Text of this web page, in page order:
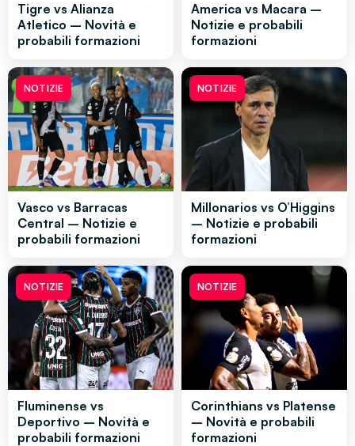
Tigre vs Alianza
Atletico – Novità e
probabili formazioni
America vs Macara –
Notizie e probabili
formazioni
NOTIZIE
Vasco vs Barracas
Central – Notizie e
probabili formazioni
NOTIZIE
Millonarios vs O’Higgins
– Notizie e probabili
formazioni
NOTIZIE
Fluminense vs
Deportivo – Novità e
probabili formazioni
NOTIZIE
Corinthians vs Platense
– Novità e probabili
formazioni